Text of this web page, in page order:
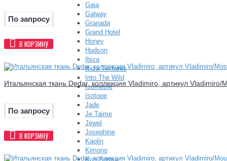
Gaia
Galway
Granada
Grand Hotel
Honey
Hudson
Ibiza
Ibiza Textures
Into The Wild
Isometrie
Isotope
Jade
Je Taime
Jewel
Josephine
Kaolin
Kimono
Koh Samui
По запросу
В КОРЗИНУ
Итальянская ткань Dedar, коллекция Vladimiro, артикул Vladimiro/
По запросу
В КОРЗИНУ